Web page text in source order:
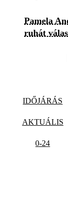
Pamela
ruhát
IDŐJÁRÁS
AKTUÁLIS
0-24